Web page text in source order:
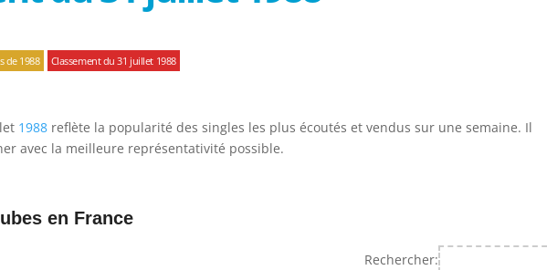
de 1988 Classement du 31 juillet 1988
1988 reflète la popularité des singles les plus écoutés et vendus sur une semaine. Il
avec la meilleure représentativité possible.
en France
Rechercher: